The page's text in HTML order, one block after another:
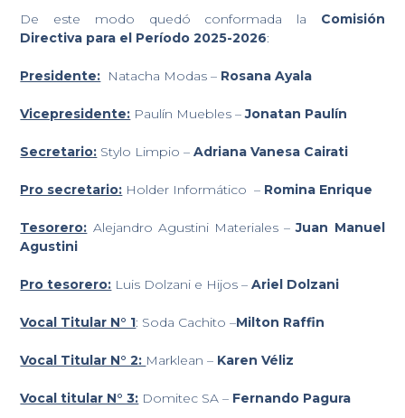
De este modo quedó conformada la Comisión
Directiva para el Período 2025-2026:
Presidente: Natacha Modas – Rosana Ayala
Vicepresidente: Paulín Muebles –Jonatan Paulín
Secretario: Stylo Limpio –Adriana Vanesa Cairati
Pro secretario: Holder Informático – Romina Enrique
Tesorero: Alejandro Agustini Materiales –Juan Manuel
Agustini
Pro tesorero: Luis Dolzani e Hijos –Ariel Dolzani
Vocal Titular N° 1: Soda Cachito –Milton Raffin
Vocal Titular N° 2: Marklean – Karen Véliz
Vocal titular N° 3: Domitec SA – Fernando Pagura